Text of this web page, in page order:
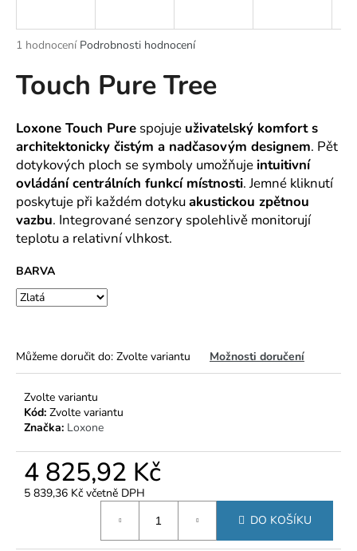
Průměrné
produktu
je
z
5
hvězdiček.
1 hodnocení Podrobnosti hodnocení
Touch Pure Tree
Loxone Touch Pure spojuje uživatelský komfort s
architektonicky čistým a nadčasovým designem. Pět
dotykových ploch se symboly umožňuje intuitivní
ovládání centrálních funkcí místnosti. Jemné kliknutí
poskytuje při každém dotykuakustickou zpětnou
vazbu. Integrované senzory spolehlivě monitorují
teplotu a relativní vlhkost.
BARVA
Můžeme doručit do: Zvolte variantu Možnosti doručení
Zvolte variantu
Kód: Zvolte variantu
Značka: Loxone
4 825,92 Kč
5 839,36 Kč včetně DPH
DO KOŠÍKU
j
t
?
HLEDAT
o
p
o
č
u
m
e